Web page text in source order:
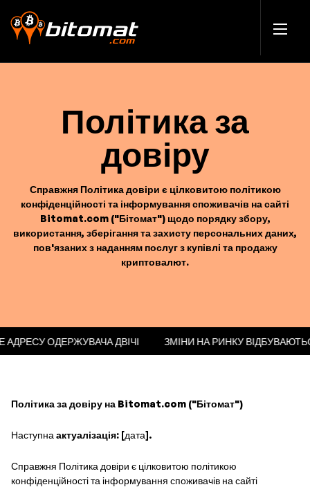
Політика за
довіру
Справжня Політика довіри є цілковитою політикою
конфіденційності та інформування споживачів на сайті
Bitomat.com ("Бітомат") щодо порядку збору,
використання, зберігання та захисту персональних даних,
пов'язаних з наданням послуг з купівлі та продажу
криптовалют.
АДРЕСУ ОДЕРЖУВАЧА ДВІЧІ ЗМІНИ НА РИНКУ
Політика за довіру на Bitomat.com ("Бітомат")
Наступна актуалізація: [дата].
Справжня Політика довіри є цілковитою політикою
конфіденційності та інформування споживачів на сайті